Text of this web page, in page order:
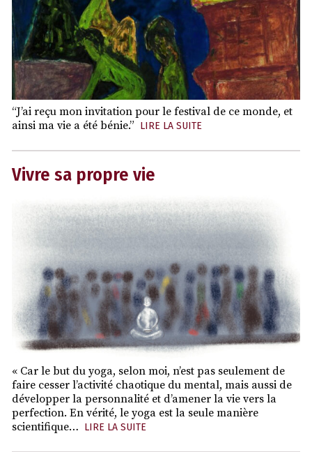
“J’ai reçu mon invitation pour le festival de ce monde, et
ainsi ma vie a été bénie.” LIRE LA SUITE
Vivre sa propre vie
« Car le but du yoga, selon moi, n’est pas seulement de
faire cesser l’activité chaotique du mental, mais aussi de
développer la personnalité et d’amener la vie vers la
perfection. En vérité, le yoga est la seule manière
scientifique… LIRE LA SUITE